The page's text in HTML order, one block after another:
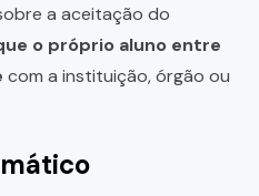
a aceitação do
o próprio aluno entre
com a instituição, órgão ou